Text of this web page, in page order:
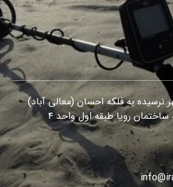
به فلکه احسان (معالی آباد)
رویا طبقه اول واحد ۴